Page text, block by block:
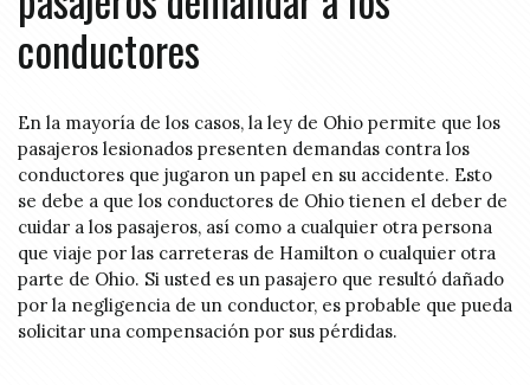
conductores
En la mayoría de los casos, la ley de Ohio permite que los
pasajeros lesionados presenten demandas contra los
conductores que jugaron un papel en su accidente. Esto
se debe a que los conductores de Ohio tienen el deber de
cuidar a los pasajeros, así como a cualquier otra persona
que viaje por las carreteras de Hamilton o cualquier otra
parte de Ohio. Si usted es un pasajero que resultó dañado
por la negligencia de un conductor, es probable que pueda
solicitar una compensación por sus pérdidas.